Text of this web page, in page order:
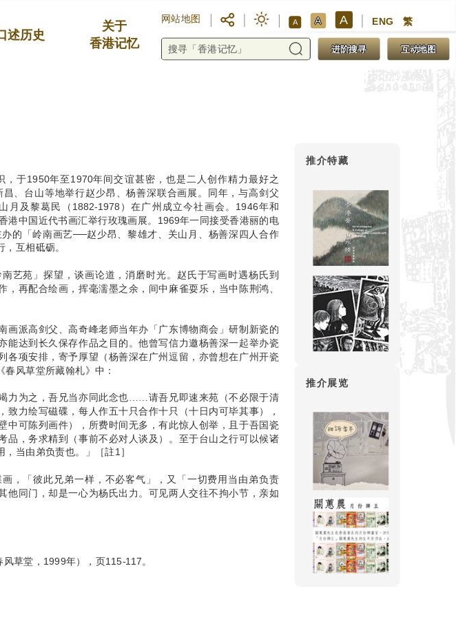
述历史
关于
香港记忆
网站地图 A A A ENG 繁
进阶搜寻 互动地图
于1950年至1970年间交谊甚密，也是二人创作精力最好之
、台山等地举行赵少昂、杨善深联合画展。同年，与高剑父
月及黎葛民（1882-1978）在广州成立今社画会。1946年和
港中国近代书画汇举行玫瑰画展。1969年一同接受香港丽的电
的「岭南画艺──赵少昂、黎雄才、关山月、杨善深四人合作
互相砥砺。
艺苑」探望，谈画论道，消磨时光。赵氏于写画时遇杨氏到
再配合绘画，挥毫濡墨之余，间中麻雀耍乐，当中陈荆鸿、
画派高剑父、高奇峰老师当年办「广东博物商会」研制新瓷的
能达到长久保存作品之目的。他曾写信力邀杨善深一起举办瓷
各项安排，寄予厚望（杨善深在广州逗留，亦曾想在广州开瓷
风草堂所藏翰札》中：
力为之，吾兄当亦同此念也……请吾兄即速来苑（不必限于清
致力绘写磁碟，每人作五十只合作十只（十日内可毕其事），
中可陈列画件），所费时间无多，有此惊人创举，且于吾国瓷
品，务求精到（事前不必对人谈及）。至于台山之行可以候诸
当由弟负责也。」
［註1］
，「彼此兄弟一样，不必客气」，又「一切费用当由弟负责
他同门，却是一心为杨氏出力。可见两人交往不拘小节，亲如
草堂，1999年），页115-117。
推介特藏
推介展览